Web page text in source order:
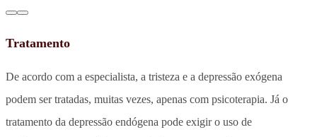
Tratamento
De acordo com a especialista, a tristeza e a depressão exógena
podem ser tratadas, muitas vezes, apenas com psicoterapia. Já o
tratamento da depressão endógena pode exigir o uso de